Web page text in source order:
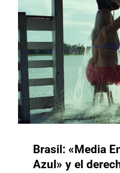
Brasil: «Media
Azul» y el